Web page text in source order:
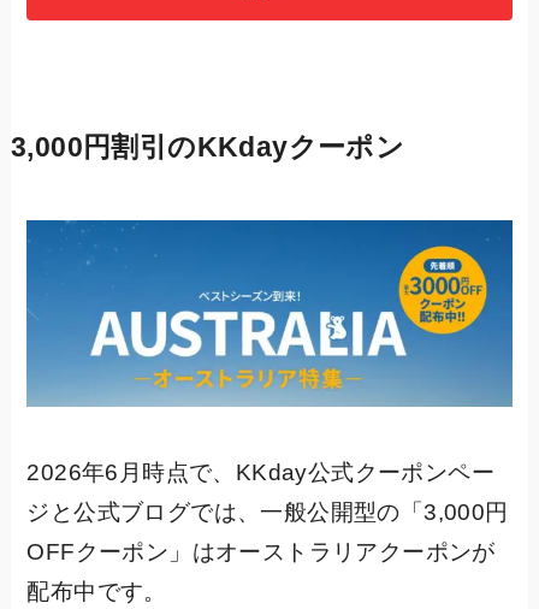
3,000円割引のKKdayクーポン
2026年6月時点で、KKday公式クーポンペー
ジと公式ブログでは、一般公開型の「3,000円
OFFクーポン」はオーストラリアクーポンが
配布中です。